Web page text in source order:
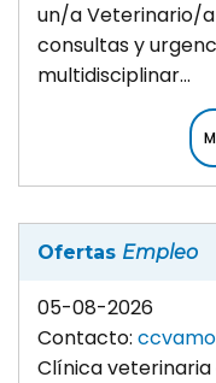
un/a Veterinario/
consultas y
multidisciplinar...
Ofertas Empleo
05-08-2026
Contacto:
Clínica